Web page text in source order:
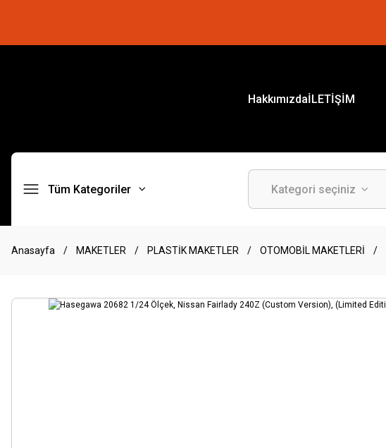
HakkımızdaİLETİŞİM
Tüm Kategoriler
Anasayfa MAKETLER PLASTİK MAKETLER OTOMOBİL MAKETLERİ